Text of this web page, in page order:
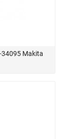
34095 Makita